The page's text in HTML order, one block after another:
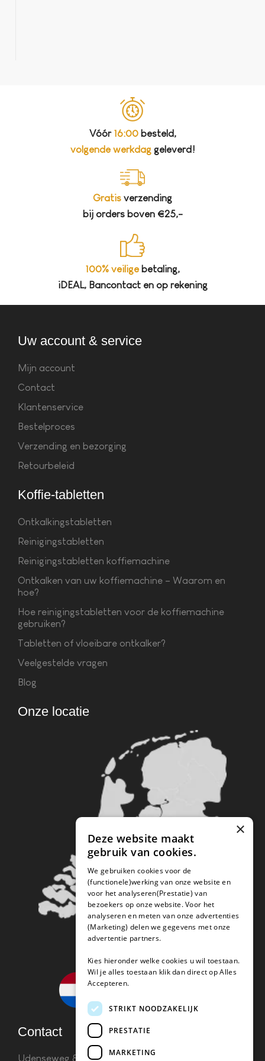
Vóór 16:00besteld,
volgende werkdaggeleverd!
Gratis verzending
bij orders boven €25,-
100% veiligebetaling,
iDEAL, Bancontact en op rekening
Uw account & service
Mijn account
Contact
Klantenservice
Bestelproces
Verzending en bezorging
Retourbeleid
Koffie-tabletten
Ontkalkingstabletten
Reinigingstabletten
Reinigingstabletten koffiemachine
Ontkalken van uw koffiemachine – Waarom en
hoe?
Hoe reinigingstabletten voor de koffiemachine
gebruiken?
Tabletten of vloeibare ontkalker?
Veelgestelde vragen
Blog
Onze locatie
Contact
Udenseweg 8B 5405 PA Udeninfo(@)koffie-
×
Deze website maakt
gebruik van cookies.
We gebruiken cookies voor de
(functionele)werking van onze website en
voor het analyseren(Prestatie) van
bezoekers op onze website. Voor het
analyseren en meten van onze advertenties
(Marketing) delen we gegevens met onze
advertentie partners.
Kies hieronder welke cookies u wil toestaan.
Wil je alles toestaan klik dan direct op Alles
Accepteren.
STRIKT NOODZAKELIJK
PRESTATIE
MARKETING